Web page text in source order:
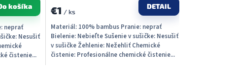
košíka
neprať
Nesušiť
čistenie...
€1 / ks
DETAIL
Materiál: 100% bambus Pranie: neprať
Bielenie: Nebieľte Sušenie v sušičke: Nesušiť
v sušičke Žehlenie: Nežehliť Chemické
čistenie: Profesionálne chemické čistenie...